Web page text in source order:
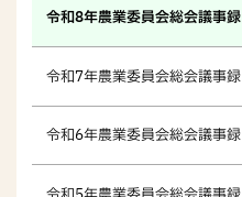
令和8年農業委員会総会議事録
令和7年農業委員会総会議事録
令和6年農業委員会総会議事録